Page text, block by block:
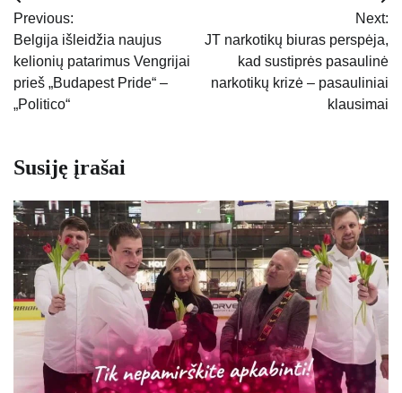
tarp
įrašų
Previous:
Belgija išleidžia naujus
kelionių patarimus Vengrijai
prieš „Budapest Pride“ –
„Politico“
Next:
JT narkotikų biuras perspėja,
kad sustiprės pasaulinė
narkotikų krizė – pasauliniai
klausimai
Susiję įrašai